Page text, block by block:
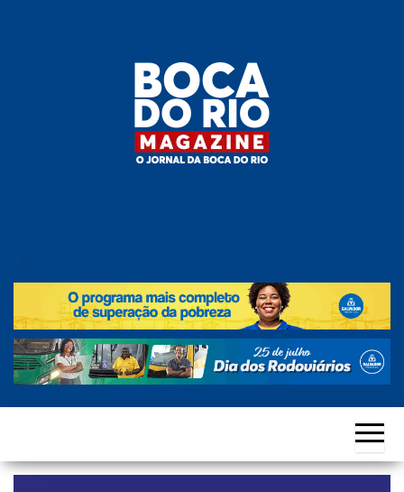
Magazine
do Rio
e
região!
.